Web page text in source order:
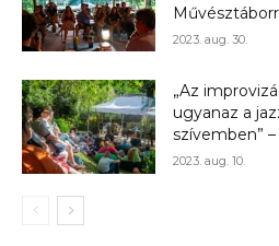
2023. aug. 30.
„Az
ugyanaz a
szívemben”
2023. aug. 10.